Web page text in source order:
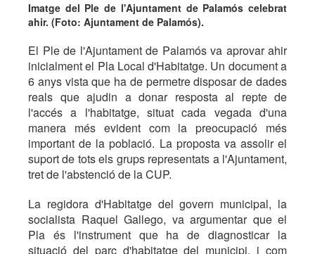
Imatge del Ple de l'Ajuntament de Palamós celebrat
ahir. (Foto: Ajuntament de Palamós).
El Ple de l'Ajuntament de Palamós va aprovar ahir
inicialment el Pla Local d'Habitatge. Un document a
6 anys vista que ha de permetre disposar de dades
reals que ajudin a donar resposta al repte de
l'accés a l'habitatge, situat cada vegada d'una
manera més evident com la preocupació més
important de la població. La proposta va assolir el
suport de tots els grups representats a l'Ajuntament,
tret de l'abstenció de la CUP.
La regidora d'Habitatge del govern municipal, la
socialista Raquel Gallego, va argumentar que el
Pla és l'instrument que ha de diagnosticar la
situació del parc d'habitatge del municipi, i com